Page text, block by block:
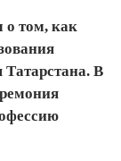
о том, как
Татарстана. В